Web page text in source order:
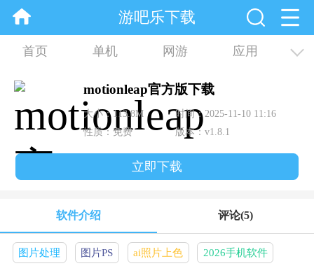
游吧乐下载
首页 单机 网游 应用
资讯 合集
motionleap官方版下载
大小：113.8M
时间：2025-11-10 11:16
性质：免费
版本：v1.8.1
立即下载
软件介绍 评论(5)
图片处理 图片PS ai照片上色 2026手机软件